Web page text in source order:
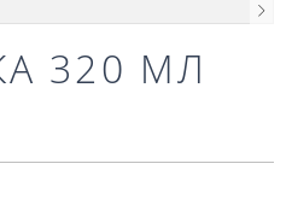
320 МЛ